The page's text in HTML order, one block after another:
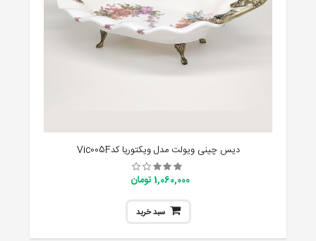
دیس چینی ویولت مدل ویکتوریا کدVic005F
1,060,000 تومان
سبد خرید